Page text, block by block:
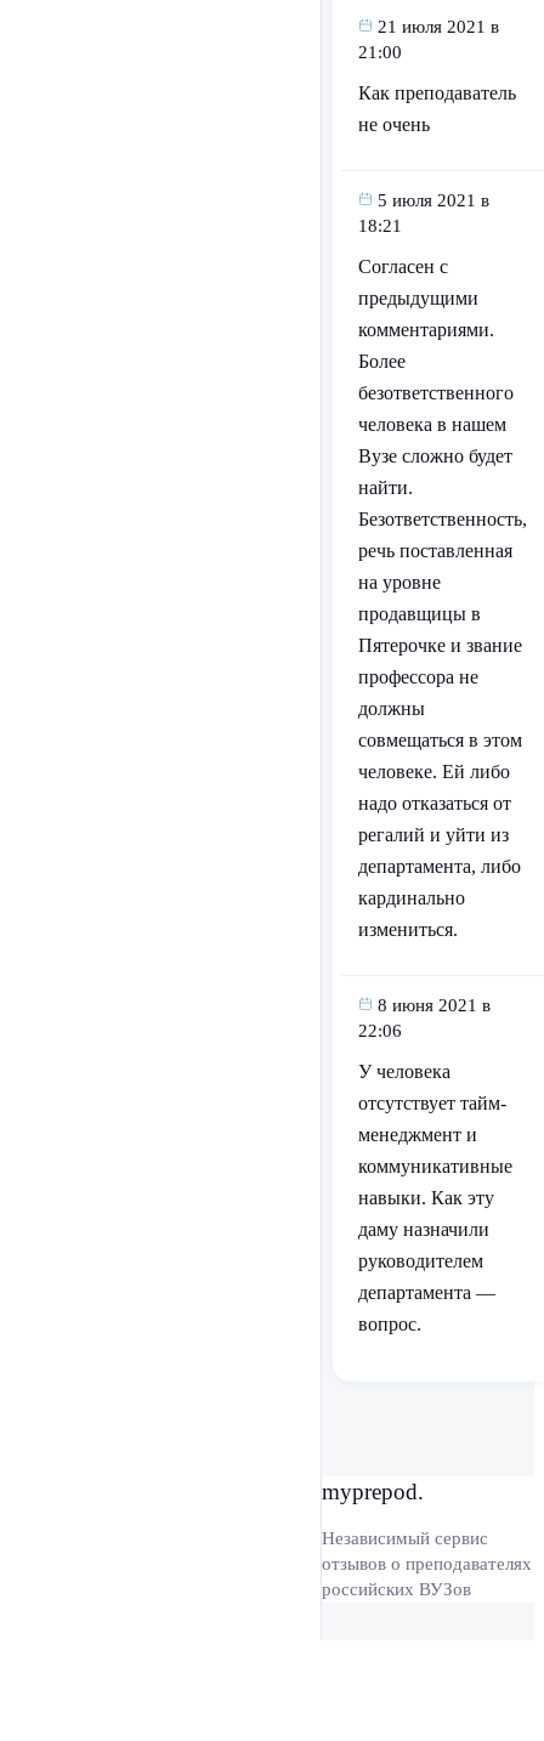
21 июля 2021 в
21:00
Как преподаватель
не очень
5 июля 2021 в
18:21
Согласен с
предыдущими
комментариями.
Более
безответственного
человека в нашем
Вузе сложно будет
найти.
Безответственность,
речь поставленная
на уровне
продавщицы в
Пятерочке и звание
профессора не
должны
совмещаться в этом
человеке. Ей либо
надо отказаться от
регалий и уйти из
департамента, либо
кардинально
измениться.
8 июня 2021 в
22:06
У человека
отсутствует тайм-
менеджмент и
коммуникативные
навыки. Как эту
даму назначили
руководителем
департамента —
вопрос.
myprepod.
Независимый сервис
отзывов о преподавателях
российских ВУЗов